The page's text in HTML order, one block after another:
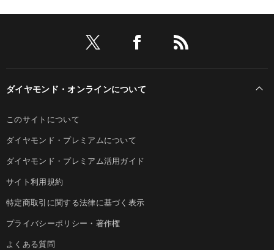
ダイヤモンド・オンラインについて
このサイトについて
ダイヤモンド・プレミアムについて
ダイヤモンド・プレミアム活用ガイド
サイト利用規約
特定商取引に関する法律に基づく表示
プライバシーポリシー・著作権
よくある質問